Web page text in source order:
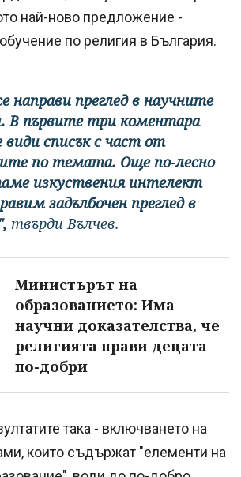
най-ново предложение -
по религия в България.
направи преглед в научните
В първите три коментара
списък с част от
по темата. Още по-лесно
изкуствения интелект
задълбочен преглед в
твърди Вълчев.
Министърът на
образованието: Има
научни доказателства, че
религията прави децата
по-добри
така - включването на
които съдържат "елементи на